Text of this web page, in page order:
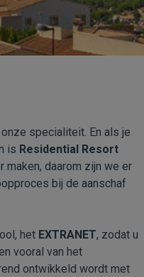
specialiteit. En als je
is Residential Resort
daarom zijn we er
bij de aanschaf
het EXTRANET, zodat u
vooral van het
ontwikkeld wordt met